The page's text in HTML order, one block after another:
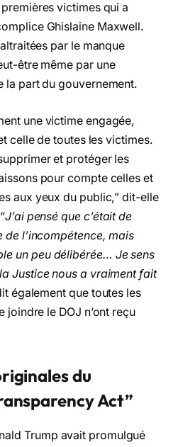
premières victimes qui a
Ghislaine Maxwell.
par le manque
être même par une
la part du gouvernement.
une victime engagée,
celle de toutes les victimes.
et protéger les
pour compte celles et
aux yeux du public,” dit-elle
J’ai pensé que c’était de
de l’incompétence, mais
un peu délibérée… Je sens
Justice nous a vraiment fait
également que toutes les
le DOJ n’ont reçu
du
Act”
Trump avait promulgué